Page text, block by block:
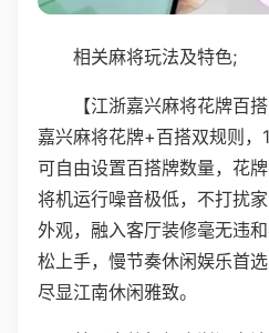
相关麻将玩法及特色;
【江浙嘉兴麻将花牌百
嘉兴麻将花牌+百搭双规则，
可自由设置百搭牌数量，花
将机运行噪音极低，不打扰
外观，融入客厅装修毫无违
松上手，慢节奏休闲娱乐首
尽显江南休闲雅致。